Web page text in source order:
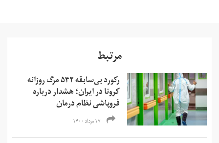
مرتبط
رکورد بی‌سابقه ۵۴۲ مرگ روزانه
کرونا در ایران؛ هشدار درباره
فروپاشی نظام درمان
۱۷ مرداد ۱۴۰۰